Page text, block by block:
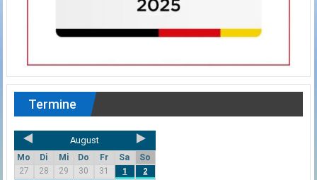
Termine
August
Mo Di Mi Do Fr Sa
So
27
28 29 30 31 1
2